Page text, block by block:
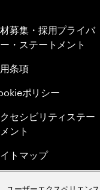
募集・採用プライバ
・ステートメント
条項
ポリシー
セシビリティステー
ント
トマップ
ーザーエクスペリエン